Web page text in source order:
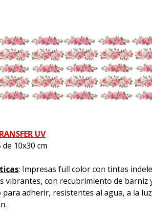
UV
10x30 cm
: Impresas full color con tintas
vibrantes, con recubrimiento de barniz
adherir, resistentes al agua, a la